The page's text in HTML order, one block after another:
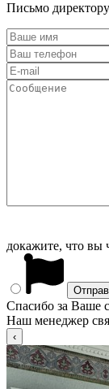
Письмо директору
докажите, что вы
Спасибо за Ваше
Наш менеджер